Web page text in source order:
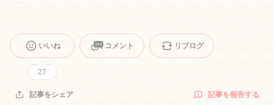
いいね
27
コメント リブログ
記事をシェア 記事を報告する